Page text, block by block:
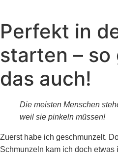
wechseln
Perfekt in
starten –
das auch!
Die meisten Menschen
weil sie pinkeln müssen!
Zuerst habe ich geschmunzelt.
Schmunzeln kam ich doch etwas